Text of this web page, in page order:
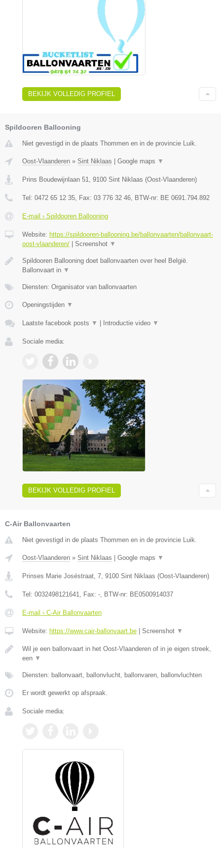
BEKIJK VOLLEDIG PROFIEL
Spildooren Ballooning
Niet gevestigd in de plaats Thommen en in de provincie Luik.
Oost-Vlaanderen » Sint Niklaas | Google maps ▼
Prins Boudewijnlaan 51 9100 Sint Niklaas (Oost-Vlaanderen)
Tel: 0472 65 12 35 , Fax: 03 776 32 46 , BTW-nr: BE 0691.794.892
E-mail › Spildooren Ballooning
Website: https://spildooren-ballooning.be/ballonvaarten/ballonvaart-
oost-vlaanderen/ | Screenshot ▼
Spildooren Ballooning doet ballonvaarten over heel België.
Ballonvaart in ▼
Diensten: Organisator van ballonvaarten
Openingstijden ▼
Laatste facebook posts ▼ | Introductie video ▼
Sociale media:
BEKIJK VOLLEDIG PROFIEL
C-Air Ballonvaarten
Niet gevestigd in de plaats Thommen en in de provincie Luik.
Oost-Vlaanderen » Sint Niklaas Google maps ▼
Prinses Marie Joséstraat, 7, 9100 Sint Niklaas (Oost-Vlaanderen)
Tel: 0032498121641, Fax: -, BTW-nr: BE0500914037
E-mail › C-Air Ballonvaarten
Website: https://www.cair-ballonvaart.be Screenshot ▼
Wil je een ballonvaart in het Oost-Vlaanderen of in je eigen streek,
een ▼
Diensten: ballonvaart, ballonvlucht, ballonvaren, ballonvluchten
Er wordt gewerkt op afspraak.
Sociale media: